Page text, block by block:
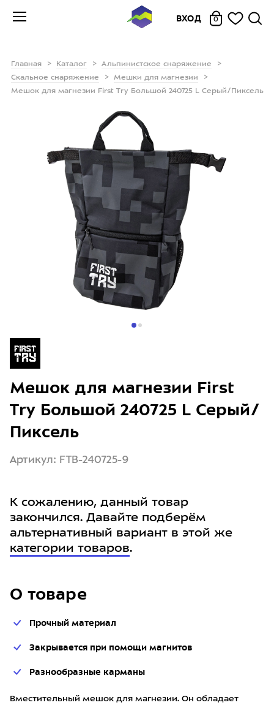
ВХОД 0
Главная Каталог
Альпинистское снаряжение
Скальное снаряжение
Мешки для магнезии
Мешок для магнезии First Try Большой 240725 L Серый/Пиксель
О товаре
Прочный материал
Закрывается при помощи магнитов
Разнообразные карманы
Вместительный мешок для магнезии. Он обладает
Мешок для магнезии First
Try Большой 240725 L Серый/
Пиксель
Артикул: FTB-240725-9
К сожалению, данный товар
закончился. Давайте подберём
альтернативный вариант в этой же
категории товаров.